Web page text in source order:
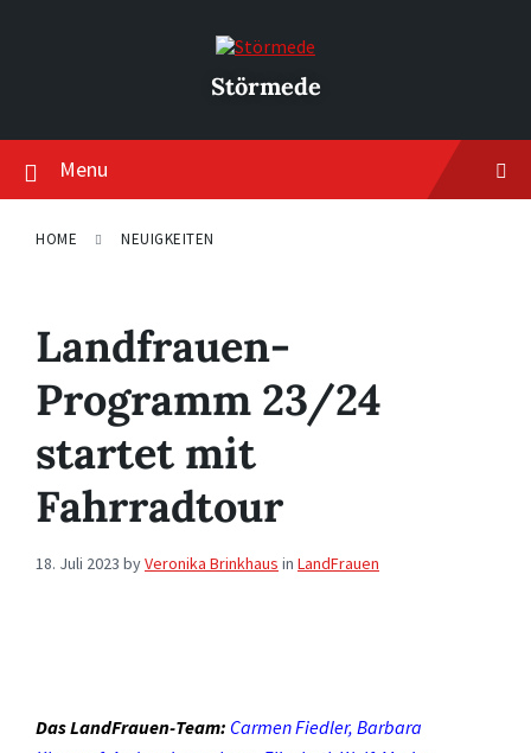
Störmede
Menu
HOME NEUIGKEITEN
Landfrauen-
Programm 23/24
startet mit
Fahrradtour
18. Juli 2023 byVeronika Brinkhaus in LandFrauen
Das LandFrauen-Team: Carmen Fiedler, Barbara